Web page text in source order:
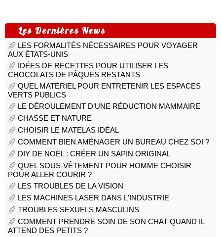
Les Dernières News
LES FORMALITÉS NÉCESSAIRES POUR VOYAGER
AUX ÉTATS-UNIS
IDÉES DE RECETTES POUR UTILISER LES
CHOCOLATS DE PÂQUES RESTANTS
QUEL MATÉRIEL POUR ENTRETENIR LES ESPACES
VERTS PUBLICS
LE DÉROULEMENT D’UNE RÉDUCTION MAMMAIRE
CHASSE ET NATURE
CHOISIR LE MATELAS IDÉAL
COMMENT BIEN AMÉNAGER UN BUREAU CHEZ SOI ?
DIY DE NOËL : CRÉER UN SAPIN ORIGINAL
QUEL SOUS-VÊTEMENT POUR HOMME CHOISIR
POUR ALLER COURIR ?
LES TROUBLES DE LA VISION
LES MACHINES LASER DANS L'INDUSTRIE
TROUBLES SEXUELS MASCULINS
COMMENT PRENDRE SOIN DE SON CHAT QUAND IL
ATTEND DES PETITS ?